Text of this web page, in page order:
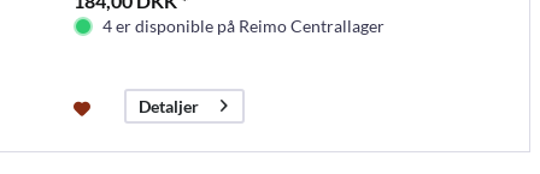
4 er disponible på Reimo Centrallager
Detaljer